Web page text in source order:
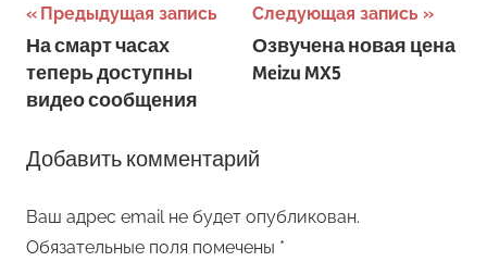
Навигация
по
записям
Предыдущая запись
На смарт часах
теперь доступны
видео сообщения
Следующая запись
Озвучена новая цена
Meizu MX5
Добавить комментарий
Ваш адрес email не будет опубликован.
Обязательные поля помечены *